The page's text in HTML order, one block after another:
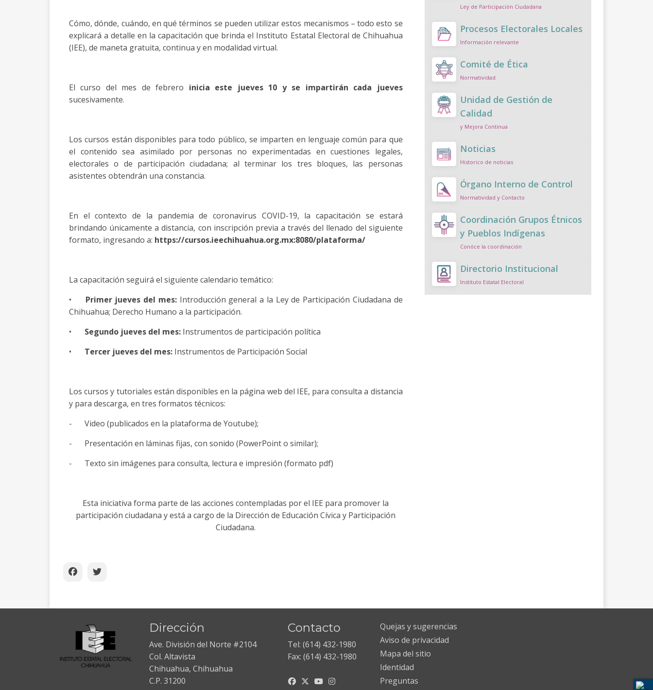
Cómo, dónde, cuándo, en qué términos se pueden utilizar estos mecanismos – todo esto se
explicará a detalle en la capacitación que brinda el Instituto Estatal Electoral de Chihuahua
(IEE), de maneta gratuita, continua y en modalidad virtual.
El curso del mes de febrero inicia este jueves 10 y se impartirán cada jueves
sucesivamente.
Los cursos están disponibles para todo público, se imparten en lenguaje común para que
el contenido sea asimilado por personas no experimentadas en cuestiones legales,
electorales o de participación ciudadana; al terminar los tres bloques, las personas
asistentes obtendrán una constancia.
En el contexto de la pandemia de coronavirus COVID-19, la capacitación se estará
brindando únicamente a distancia, con inscripción previa a través del llenado del siguiente
formato, ingresando a: https://cursos.ieechihuahua.org.mx:8080/plataforma/
La capacitación seguirá el siguiente calendario temático:
•
Primer jueves del mes:Introducción general a la Ley de Participación Ciudadana de
Chihuahua; Derecho Humano a la participación.
•
Segundo jueves del mes: Instrumentos de participación política
•
Tercer jueves del mes: Instrumentos de Participación Social
Los cursos y tutoriales están disponibles en la página web del IEE, para consulta a distancia
y para descarga, en tres formatos técnicos:
-
Video (publicados en la plataforma de Youtube);
-
Presentación en láminas fijas, con sonido (PowerPoint o similar);
-
Texto sin imágenes para consulta, lectura e impresión (formato pdf)
Esta iniciativa forma parte de las acciones contempladas por el IEE para promover la
participación ciudadana y está a cargo de la Dirección de Educación Cívica y Participación
Ciudadana.
Ley de Participación Ciudadana
Procesos Electorales Locales
Información relevante
Comité de Ética
Normatividad
Unidad de Gestión de
Calidad
y Mejora Continua
Noticias
Historico de noticias
Órgano Interno de Control
Normatividad y Contacto
Coordinación Grupos Étnicos
y Pueblos Indígenas
Conóce la coordinación
Directorio Institucional
Instituto Estatal Electoral
Dirección
Ave. División del Norte #2104
Col. Altavista
Chihuahua, Chihuahua
C.P. 31200
Contacto
Tel: (614) 432-1980
Fax: (614) 432-1980
Quejas y sugerencias
Aviso de privacidad
Mapa del sitio
Identidad
Preguntas